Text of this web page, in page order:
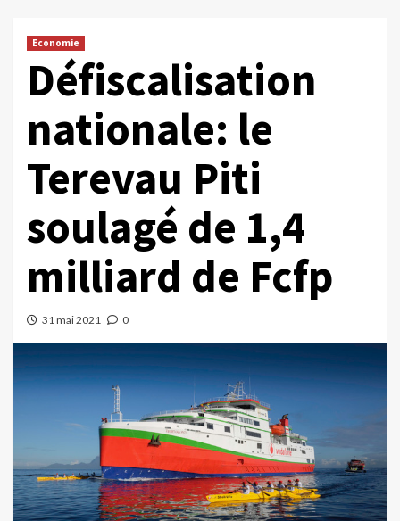
Economie
Défiscalisation
nationale: le
Terevau Piti
soulagé de 1,4
milliard de Fcfp
31 mai 2021 0